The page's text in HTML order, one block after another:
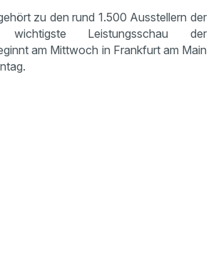
zu den rund 1.500 Ausstellern der
Leistungsschau der
am Mittwoch in Frankfurt am Main